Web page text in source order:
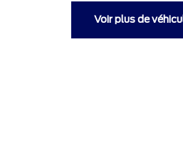
Voir plus de